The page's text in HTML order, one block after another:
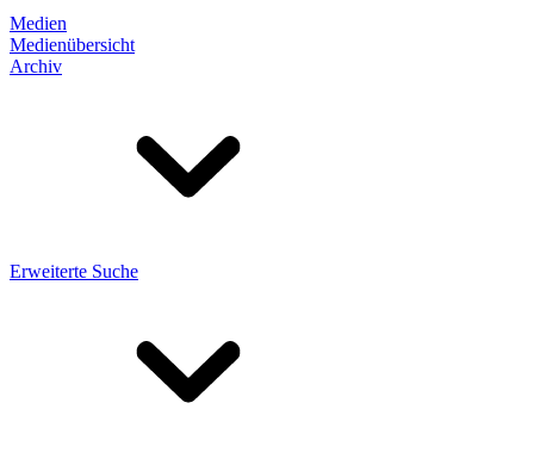
Medien
Medienübersicht
Archiv
Erweiterte Suche